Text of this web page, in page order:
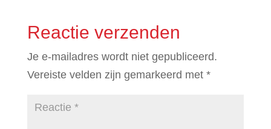
Reactie verzenden
Je e-mailadres wordt niet gepubliceerd.
Vereiste velden zijn gemarkeerd met *